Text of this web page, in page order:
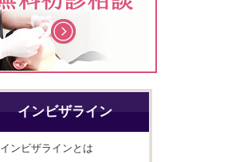
インビザライン
インビザラインとは